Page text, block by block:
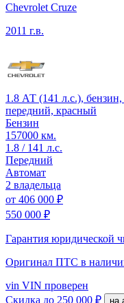
Chevrolet Cruze
2011 г.в.
1.8 АТ (141 л.с.), бензин,
передний, красный
Бензин
157000 км.
1.8 / 141 л.с.
Передний
Автомат
2 владельца
от 406 000 ₽
550 000 ₽
Гарантия юридической
Оригинал ПТС в
vin VIN проверен
Скидка до 250 000 ₽